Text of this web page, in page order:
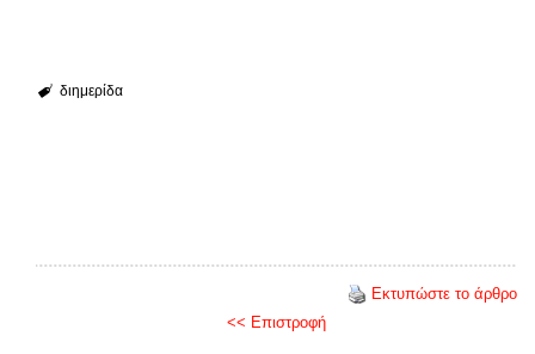
διημερίδα
Εκτυπώστε το άρθρο
<< Επιστροφή